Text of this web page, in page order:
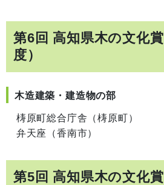
第6回 高知県木の文化
度）
木造建築・建造物の部
梼原町総合庁舎（梼原町）
弁天座（香南市）
第5回 高知県木の文化